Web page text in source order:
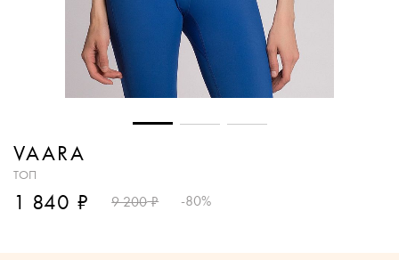
VAARA
ТОП
1 840 ₽ 9 200₽ -80%